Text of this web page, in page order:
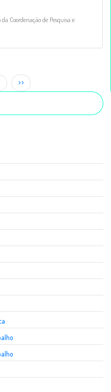
Coordenação de Pesquisa e
>>